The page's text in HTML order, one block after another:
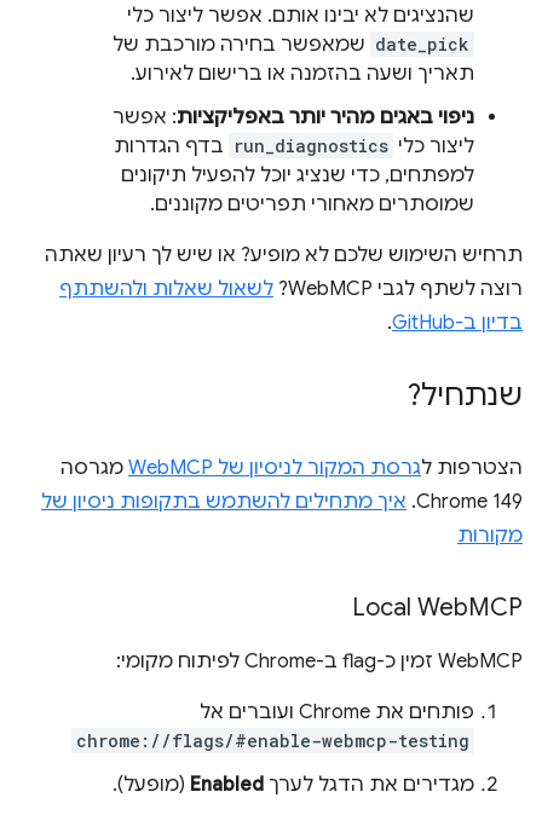
שהנציגים לא יבינו אותם. אפשר ליצור כלי
date_pick שמאפשר בחירה מורכבת של
תאריך ושעה בהזמנה או ברישום לאירוע.
ניפוי באגים מהיר יותר באפליקציות: אפשר
ליצור כלי run_diagnostics בדף הגדרות
למפתחים, כדי שנציג יוכל להפעיל תיקונים
שמוסתרים מאחורי תפריטים מקוננים.
תרחיש השימוש שלכם לא מופיע? או שיש לך רעיון שאתה
רוצה לשתף לגבי WebMCP?
לשאול שאלות ולהשתתף
בדיון ב-GitHub
.
שנתחיל?
הצטרפות לגרסת המקור לניסיון של WebMCP
מגרסה
Chrome 149. איך מתחילים להשתמש בתקופות ניסיון של
מקורות
Local WebMCP
‫WebMCP זמין כ-flag ב-Chrome לפיתוח מקומי:
פותחים את Chrome ועוברים אל
chrome://flags/#enable-webmcp-testing
מגדירים את הדגל לערך Enabled (מופעל).